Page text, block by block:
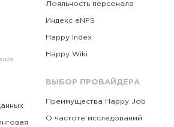
Лояльность персонала
Индекс eNPS
Happy Index
Happy Wiki
ВЫБОР ПРОВАЙДЕРА
Преимущества Happy Job
О частоте исследований